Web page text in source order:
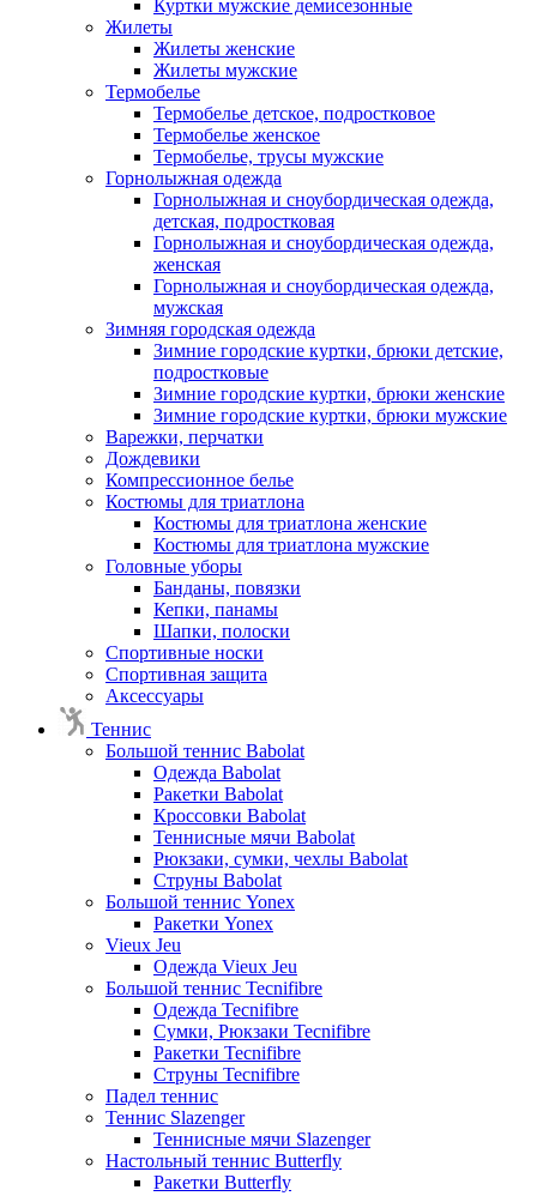
Куртки мужские демисезонные
Жилеты
Жилеты женские
Жилеты мужские
Термобелье
Термобелье детское, подростковое
Термобелье женское
Термобелье, трусы мужские
Горнолыжная одежда
Горнолыжная и сноубордическая одежда,
детская, подростковая
Горнолыжная и сноубордическая одежда,
женская
Горнолыжная и сноубордическая одежда,
мужская
Зимняя городская одежда
Зимние городские куртки, брюки детские,
подростковые
Зимние городские куртки, брюки женские
Зимние городские куртки, брюки мужские
Варежки, перчатки
Дождевики
Компрессионное белье
Костюмы для триатлона
Костюмы для триатлона женские
Костюмы для триатлона мужские
Головные уборы
Банданы, повязки
Кепки, панамы
Шапки, полоски
Спортивные носки
Спортивная защита
Аксессуары
Теннис
Большой теннис Babolat
Одежда Babolat
Ракетки Babolat
Кроссовки Babolat
Теннисные мячи Babolat
Рюкзаки, сумки, чехлы Babolat
Струны Babolat
Большой теннис Yonex
Ракетки Yonex
Vieux Jeu
Одежда Vieux Jeu
Большой теннис Tecnifibre
Одежда Tecnifibre
Сумки, Рюкзаки Tecnifibre
Ракетки Tecnifibre
Струны Tecnifibre
Падел теннис
Теннис Slazenger
Теннисные мячи Slazenger
Настольный теннис Butterfly
Ракетки Butterfly